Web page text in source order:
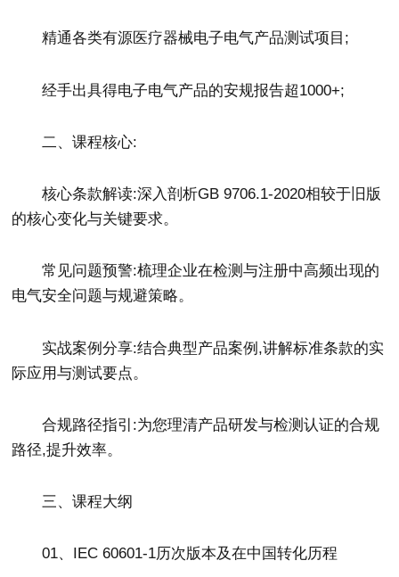
精通各类有源医疗器械电子电气产品测试项目;
经手出具得电子电气产品的安规报告超1000+;
二、课程核心:
核心条款解读:深入剖析GB 9706.1-2020相较于旧版
的核心变化与关键要求。
常见问题预警:梳理企业在检测与注册中高频出现的
电气安全问题与规避策略。
实战案例分享:结合典型产品案例,讲解标准条款的实
际应用与测试要点。
合规路径指引:为您理清产品研发与检测认证的合规
路径,提升效率。
三、课程大纲
01、IEC 60601-1历次版本及在中国转化历程